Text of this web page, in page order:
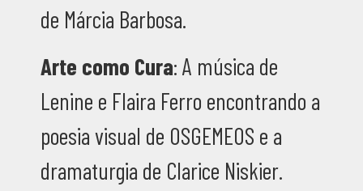
de Márcia Barbosa.
Arte como Cura: A música de
Lenine e Flaira Ferro encontrando a
poesia visual de OSGEMEOS e a
dramaturgia de Clarice Niskier.